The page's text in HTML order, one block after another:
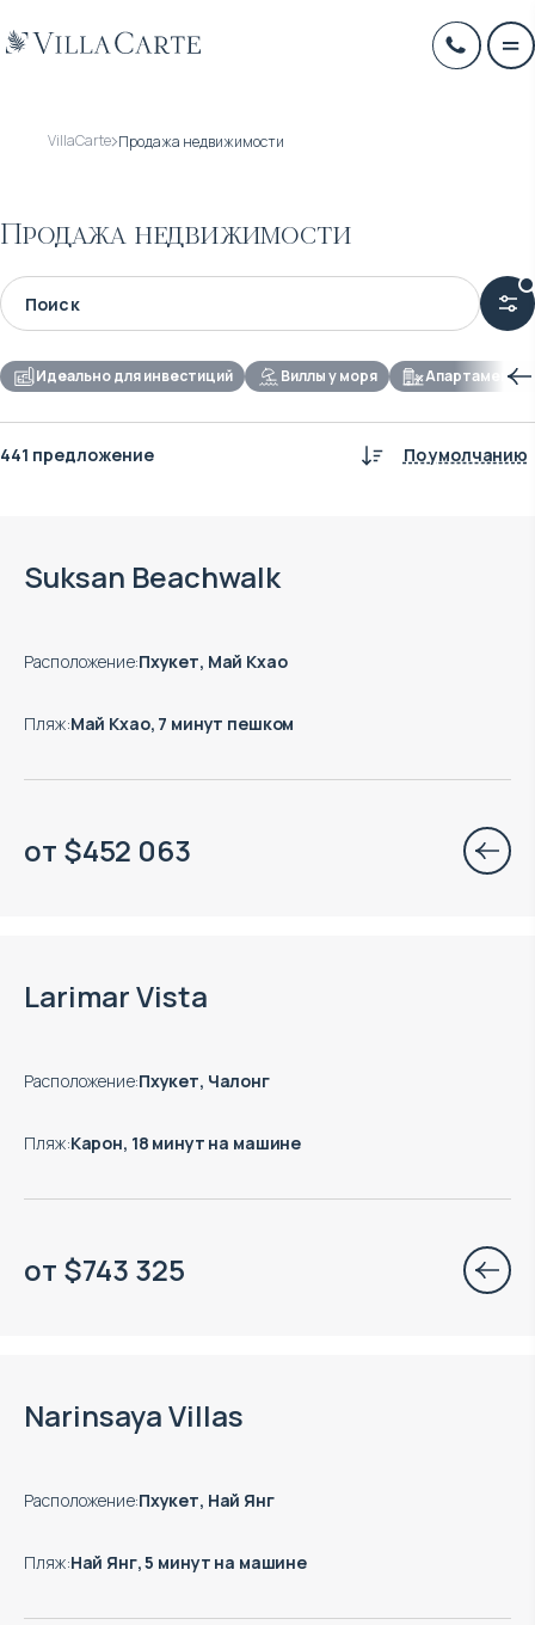
VillaCarte Продажа недвижимости
Продажа недвижимости
Идеально для инвестиций Виллы у моря Апартаменты
441 предложение По умолчанию
Suksan Beachwalk
Расположение:Пхукет, Май Кхао
Пляж:Май Кхао, 7 минут пешком
от $452 063
Larimar Vista
Расположение:Пхукет, Чалонг
Пляж:Карон, 18 минут на машине
от $743 325
Narinsaya Villas
Расположение:Пхукет, Най Янг
Пляж:Най Янг, 5 минут на машине